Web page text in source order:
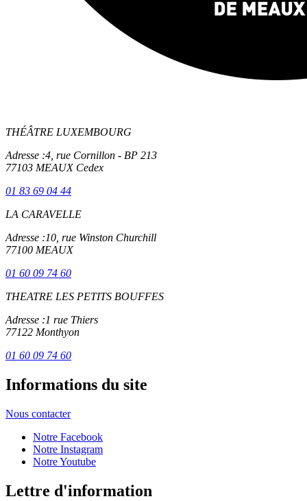
THÉÂTRE LUXEMBOURG
Adresse :4, rue Cornillon - BP 213
77103 MEAUX Cedex
01 83 69 04 44
LA CARAVELLE
Adresse :10, rue Winston Churchill
77100 MEAUX
01 60 09 74 60
THEATRE LES PETITS BOUFFES
Adresse :1 rue Thiers
77122 Monthyon
01 60 09 74 60
Informations du site
Nous contacter
Notre Facebook
Notre Instagram
Notre Youtube
Lettre d'information